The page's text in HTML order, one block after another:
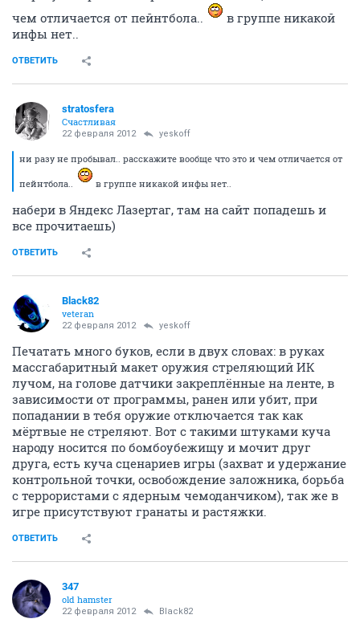
чем отличается от пейнтбола..
в группе никакой
инфы нет..
ОТВЕТИТЬ
stratosfera
Счастливая
22 февраля 2012 yeskoff
ни разу не пробывал.. расскажите вообще что это и чем отличается от
пейнтбола.. в группе никакой инфы нет..
набери в Яндекс Лазертаг, там на сайт попадешь и
все прочитаешь)
ОТВЕТИТЬ
Black82
veteran
22 февраля 2012 yeskoff
Печатать много буков, если в двух словах: в руках
массгабаритный макет оружия стреляющий ИК
лучом, на голове датчики закреплённые на ленте, в
зависимости от программы, ранен или убит, при
попадании в тебя оружие отключается так как
мёртвые не стреляют. Вот с такими штуками куча
народу носится по бомбоубежищу и мочит друг
друга, есть куча сценариев игры (захват и удержание
контрольной точки, освобождение заложника, борьба
с террористами с ядерным чемоданчиком), так же в
игре присутствуют гранаты и растяжки.
ОТВЕТИТЬ
347
old hamster
22 февраля 2012 Black82